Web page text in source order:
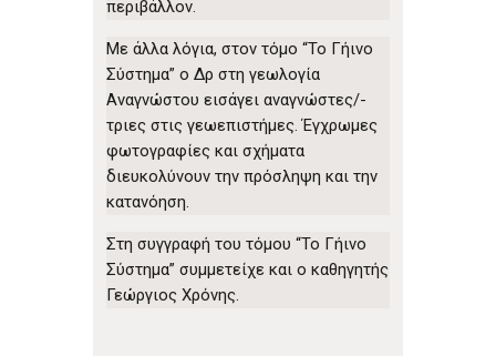
περιβάλλον.
Με άλλα λόγια, στον τόμο “Το Γήινο
Σύστημα” ο Δρ στη γεωλογία
Αναγνώστου εισάγει αναγνώστες/-
τριες στις γεωεπιστήμες. Έγχρωμες
φωτογραφίες και σχήματα
διευκολύνουν την πρόσληψη και την
κατανόηση.
Στη συγγραφή του τόμου “Το Γήινο
Σύστημα” συμμετείχε και ο καθηγητής
Γεώργιος Χρόνης.